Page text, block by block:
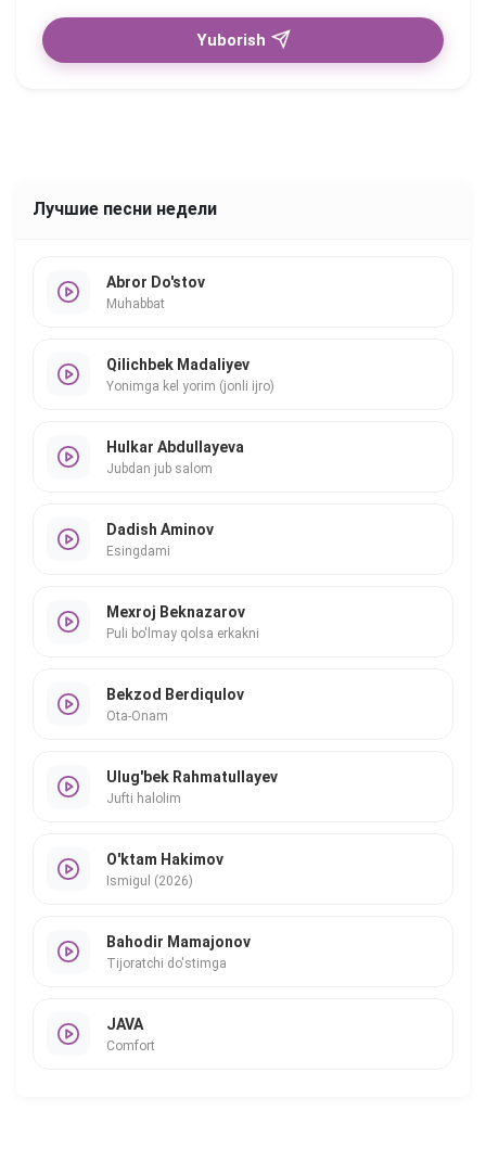
Yuborish
Лучшие песни недели
Abror Do'stov
Muhabbat
Qilichbek Madaliyev
Yonimga kel yorim (jonli ijro)
Hulkar Abdullayeva
Jubdan jub salom
Dadish Aminov
Esingdami
Mexroj Beknazarov
Puli bo'lmay qolsa erkakni
Bekzod Berdiqulov
Ota-Onam
Ulug'bek Rahmatullayev
Jufti halolim
O'ktam Hakimov
Ismigul (2026)
Bahodir Mamajonov
Tijoratchi do'stimga
JAVA
Comfort